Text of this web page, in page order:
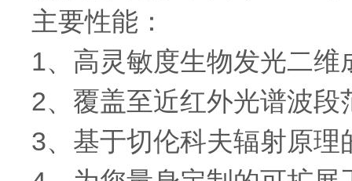
主要性能：
1、高灵敏度生物发光二维
2、覆盖至近红外光谱波段
3、基于切伦科夫辐射原理